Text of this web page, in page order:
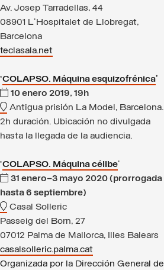
Av. Josep Tarradellas, 44
08901 L'Hospitalet de Llobregat,
Barcelona
teclasala.net
‘COLAPSO. Máquina esquizofrénica’
10 enero 2019, 19h
Antigua prisión La Model, Barcelona.
2h duración. Ubicación no divulgada
hasta la llegada de la audiencia.
‘COLAPSO. Máquina célibe’
31 enero–3 mayo 2020 (prorrogada
hasta 6 septiembre)
Casal Solleric
Passeig del Born, 27
07012 Palma de Mallorca, Illes Balears
casalsolleric.palma.cat
Organizada por la Dirección General de